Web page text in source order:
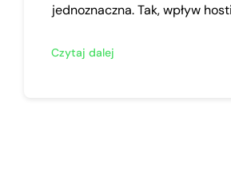
jednoznaczna. Tak, wpływ
Czytaj dalej